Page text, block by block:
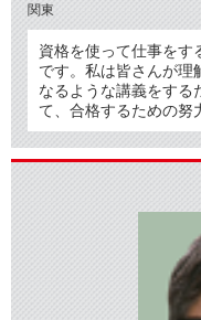
関東
資格を使って仕事をす
です。私は皆さんが理
なるような講義をする
て、合格するための努